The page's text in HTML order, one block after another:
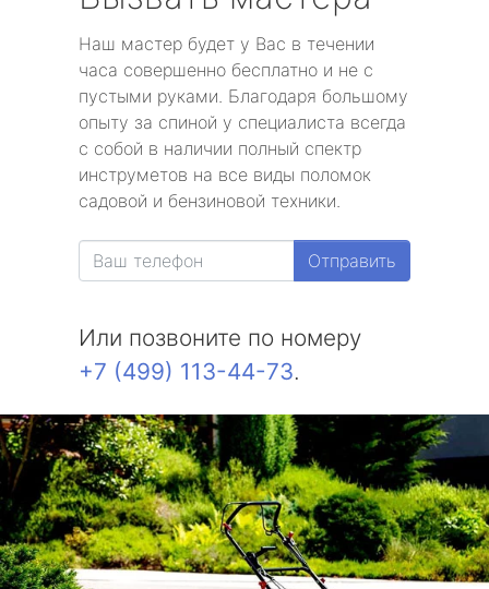
Наш мастер будет у Вас в течении
часа совершенно бесплатно и не с
пустыми руками. Благодаря большому
опыту за спиной у специалиста всегда
с собой в наличии полный спектр
инструметов на все виды поломок
садовой и бензиновой техники.
Отправить
Или позвоните по номеру
+7 (499) 113-44-73.